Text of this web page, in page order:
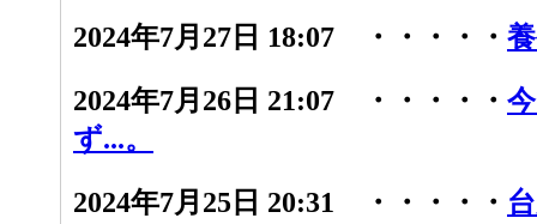
2024年7月27日 18:07 ・・・・・
2024年7月26日 21:07 ・・・・・
ず...。
2024年7月25日 20:31 ・・・・・